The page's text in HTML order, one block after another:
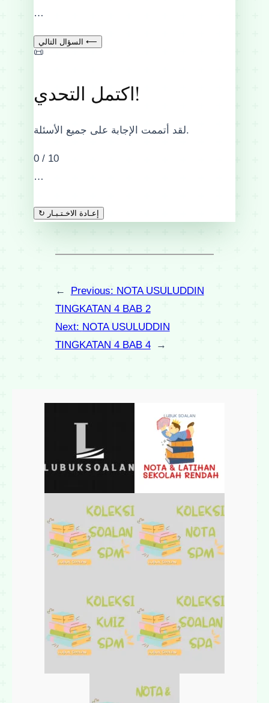
…
السؤال التالي ⟵
📜
اكتمل التحدي!
لقد أتممت الإجابة على جميع الأسئلة.
0 / 10
…
↻ إعـادة الاخـتـبـار
← Previous: NOTA USULUDDIN
TINGKATAN 4 BAB 2
Next: NOTA USULUDDIN
TINGKATAN 4 BAB 4
→